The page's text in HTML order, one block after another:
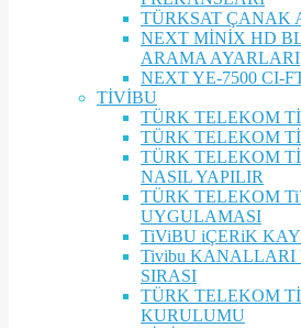
TÜRKSAT ÇANAK
NEXT MİNİX HD
ARAMA AYARLARI
NEXT YE-7500 CI-
TİVİBU
TÜRK TELEKOM
TÜRK TELEKOM
TÜRK TELEKOM
NASIL YAPILIR
TÜRK TELEKOM
UYGULAMASI
TiViBU iÇERiK
Tivibu KANALLARI
SIRASI
TÜRK TELEKOM
KURULUMU